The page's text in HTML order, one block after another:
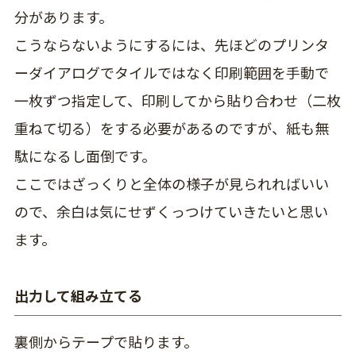
分があります。
こうならないようにするには、先ほどのプリンタ
ーダイアログでタイルではなく印刷範囲を手動で
一枚ずつ指定して、印刷してから貼り合わせ（二枚
重ねて切る）をする必要があるのですが、紙も無
駄になるし面倒です。
ここではざっくりと全体の様子が見られればいい
ので、余白は気にせずくっつけていきたいと思い
ます。
出力して組み立てる
裏側からテープで貼ります。